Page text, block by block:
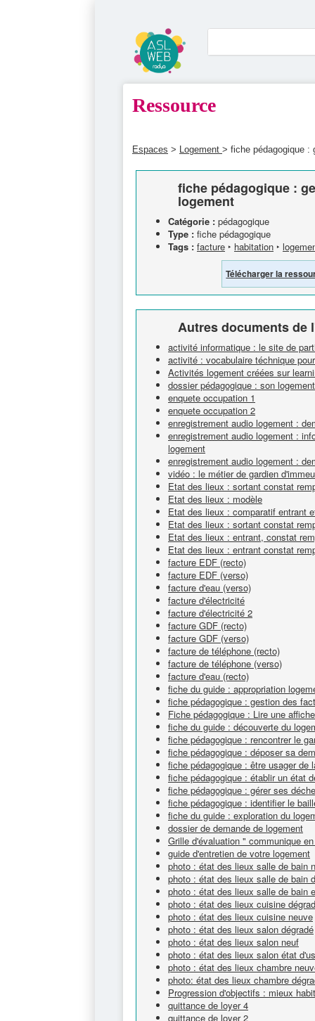
Ressource
Espaces > Logement > fiche pédagogique :
fiche pédagogique :
logement
Catégorie : pédagogique
Type : fiche pédagogique
Tags : facture ‣ habitation ‣
Télécharger la
Autres documents de
activité informatique : le site de
activité : vocabulaire téchnique
Activités logement créées sur
dossier pédagogique : son
enquete occupation 1
enquete occupation 2
enregistrement audio logement :
enregistrement audio logement :
logement
enregistrement audio logement :
vidéo : le métier de gardien
Etat des lieux : sortant constat
Etat des lieux : modèle
Etat des lieux : comparatif entrant
Etat des lieux : sortant constat
Etat des lieux : entrant, constat
Etat des lieux : entrant constat
facture EDF (recto)
facture EDF (verso)
facture d'eau (verso)
facture d'électricité
facture d'électricité 2
facture GDF (recto)
facture GDF (verso)
facture de téléphone (recto)
facture de téléphone (verso)
facture d'eau (recto)
fiche du guide : appropriation
fiche pédagogique : gestion des
Fiche pédagogique : Lire une
fiche du guide : découverte du
fiche pédagogique : rencontrer le
fiche pédagogique : déposer sa
fiche pédagogique : être usager de
fiche pédagogique : établir un état
fiche pédagogique : gérer ses
fiche pédagogique : identifier le
fiche du guide : exploration du
dossier de demande de logement
Grille d'évaluation " communique
guide d'entretien de votre logement
photo : état des lieux salle de bain
photo : état des lieux salle de bain
photo : état des lieux salle de bain
photo : état des lieux cuisine
photo : état des lieux cuisine neuve
photo : état des lieux salon dégradé
photo : état des lieux salon neuf
photo : état des lieux salon état
photo : état des lieux chambre
photo: état des lieux chambre
Progression d'objectifs : mieux
quittance de loyer 4
quittance de loyer 2